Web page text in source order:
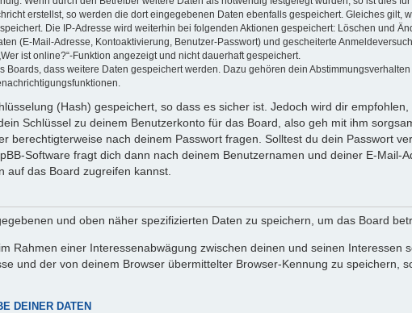
erstellst, so werden die dort eingegebenen Daten ebenfalls gespeichert. Gleiches gilt,
Die IP-Adresse wird weiterhin bei folgenden Aktionen gespeichert: Löschen und
(E-Mail-Adresse, Kontoaktivierung, Benutzer-Passwort) und gescheiterte
ist online?“-Funktion angezeigt und nicht dauerhaft gespeichert.
dass weitere Daten gespeichert werden. Dazu gehören dein
(Hash) gespeichert, so dass es sicher ist. Jedoch wird dir
Schlüssel zu deinem Benutzerkonto für das Board, also geh mit ihm
berechtigterweise nach deinem Passwort fragen. Solltest du dein Passwort
Software fragt dich dann nach deinem Benutzernamen und deiner E-
auf das Board zugreifen kannst.
und oben näher spezifizierten Daten zu speichern, um das Board
Rahmen einer Interessenabwägung zwischen deinen und seinen Interessen
und der von deinem Browser übermittelter Browser-Kennung zu speichern,
DEINER DATEN